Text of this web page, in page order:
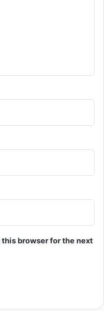
browser for the next